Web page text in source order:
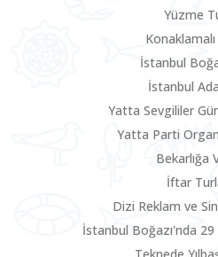
Yüzme
İstanbul
İstanbul
Yatta Sevgililer
Yatta Parti
Bekarlığa
İftar
Dizi Reklam ve
İstanbul Boğazı'nda 29